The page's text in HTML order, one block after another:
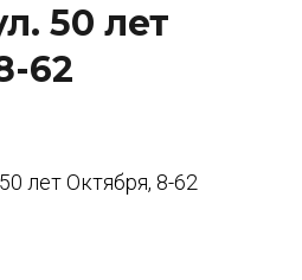
50 лет
62
лет Октября, 8-62